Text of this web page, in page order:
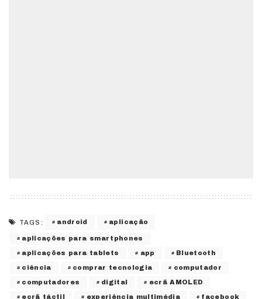
TAGS: android aplicação
aplicações para smartphones
aplicações para tablets app Bluetooth
ciência comprar tecnologia computador
computadores digital ecrã AMOLED
ecrã táctil experiência multimédia facebook